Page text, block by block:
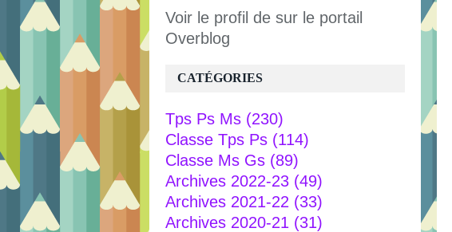
Voir le profil de sur le portail
Overblog
CATÉGORIES
Tps Ps Ms (230)
Classe Tps Ps (114)
Classe Ms Gs (89)
Archives 2022-23 (49)
Archives 2021-22 (33)
Archives 2020-21 (31)